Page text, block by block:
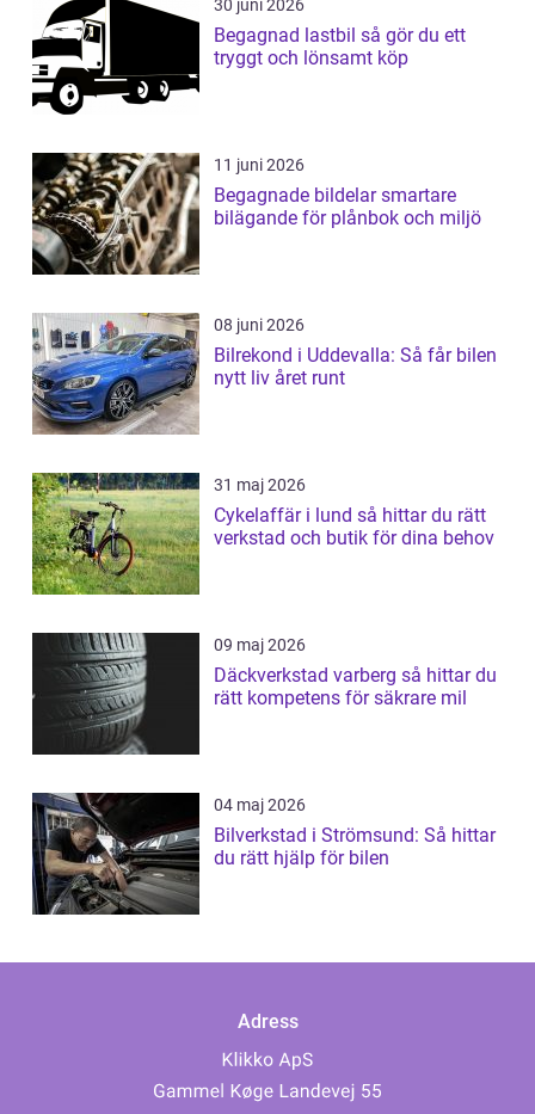
30 juni 2026
Begagnad lastbil så gör du ett
tryggt och lönsamt köp
11 juni 2026
Begagnade bildelar smartare
bilägande för plånbok och miljö
08 juni 2026
Bilrekond i Uddevalla: Så får bilen
nytt liv året runt
31 maj 2026
Cykelaffär i lund så hittar du rätt
verkstad och butik för dina behov
09 maj 2026
Däckverkstad varberg så hittar du
rätt kompetens för säkrare mil
04 maj 2026
Bilverkstad i Strömsund: Så hittar
du rätt hjälp för bilen
Adress